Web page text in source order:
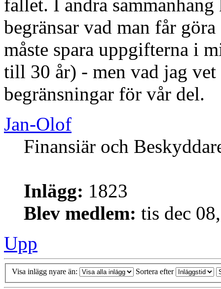
fallet. I andra
begränsar vad man får
måste spara uppgifterna i
till 30 år) - men vad jag vet
begränsningar för vår del.
Jan-Olof
Finansiär och
Inlägg: 1823
Blev medlem: tis dec
Upp
Visa inlägg nyare än: Sortera efter